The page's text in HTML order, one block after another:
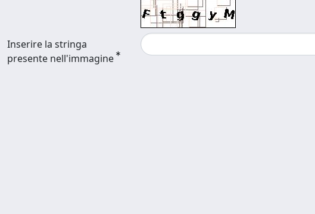
Inserire la stringa
presente nell'immagine